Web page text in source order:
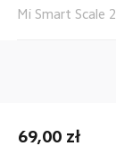
69,00 zł
Mi Smart Scale 2